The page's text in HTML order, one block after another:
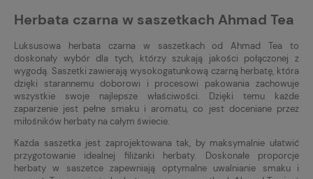
Herbata czarna w saszetkach Ahmad Tea
Luksusowa herbata czarna w saszetkach od Ahmad Tea to
doskonały wybór dla tych, którzy szukają jakości połączonej z
wygodą. Saszetki zawierają wysokogatunkową czarną herbatę, która
dzięki starannemu doborowi i procesowi pakowania zachowuje
wszystkie swoje najlepsze właściwości. Dzięki temu każde
zaparzenie jest pełne smaku i aromatu, co jest doceniane przez
miłośników herbaty na całym świecie.
Każda saszetka jest zaprojektowana tak, by maksymalnie ułatwić
przygotowanie idealnej filiżanki herbaty. Doskonałe proporcje
herbaty w saszetce zapewniają optymalne uwalnianie smaku i